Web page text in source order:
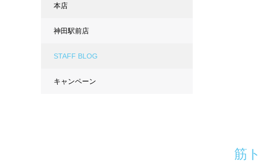
筋
本店
神田駅前店
STAFF BLOG
キャンペーン